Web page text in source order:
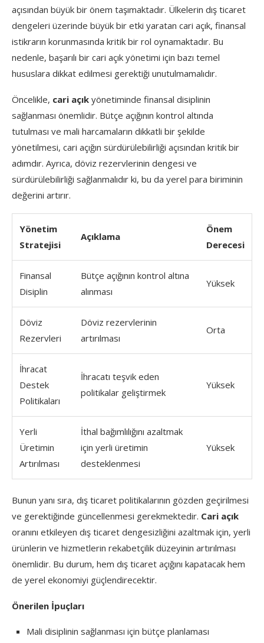
açısından büyük bir önem taşımaktadır. Ülkelerin dış ticaret
dengeleri üzerinde büyük bir etki yaratan cari açık, finansal
istikrarın korunmasında kritik bir rol oynamaktadır. Bu
nedenle, başarılı bir cari açık yönetimi için bazı temel
hususlara dikkat edilmesi gerektiği unutulmamalıdır.
Öncelikle, cari açık yönetiminde finansal disiplinin
sağlanması önemlidir. Bütçe açığının kontrol altında
tutulması ve mali harcamaların dikkatli bir şekilde
yönetilmesi, cari açığın sürdürülebilirliği açısından kritik bir
adımdır. Ayrıca, döviz rezervlerinin dengesi ve
sürdürülebilirliği sağlanmalıdır ki, bu da yerel para biriminin
değerini artırır.
Yönetim
Stratejisi
Açıklama
Önem
Derecesi
Finansal
Disiplin
Bütçe açığının kontrol altına
alınması
Yüksek
Döviz
Rezervleri
Döviz rezervlerinin
artırılması
Orta
İhracat
Destek
Politikaları
İhracatı teşvik eden
politikalar geliştirmek
Yüksek
Yerli
Üretimin
Artırılması
İthal bağımlılığını azaltmak
için yerli üretimin
desteklenmesi
Yüksek
Bunun yanı sıra, dış ticaret politikalarının gözden geçirilmesi
ve gerektiğinde güncellenmesi gerekmektedir. Cari açık
oranını etkileyen dış ticaret dengesizliğini azaltmak için, yerli
ürünlerin ve hizmetlerin rekabetçilik düzeyinin artırılması
önemlidir. Bu durum, hem dış ticaret açığını kapatacak hem
de yerel ekonomiyi güçlendirecektir.
Önerilen İpuçları
Mali disiplinin sağlanması için bütçe planlaması